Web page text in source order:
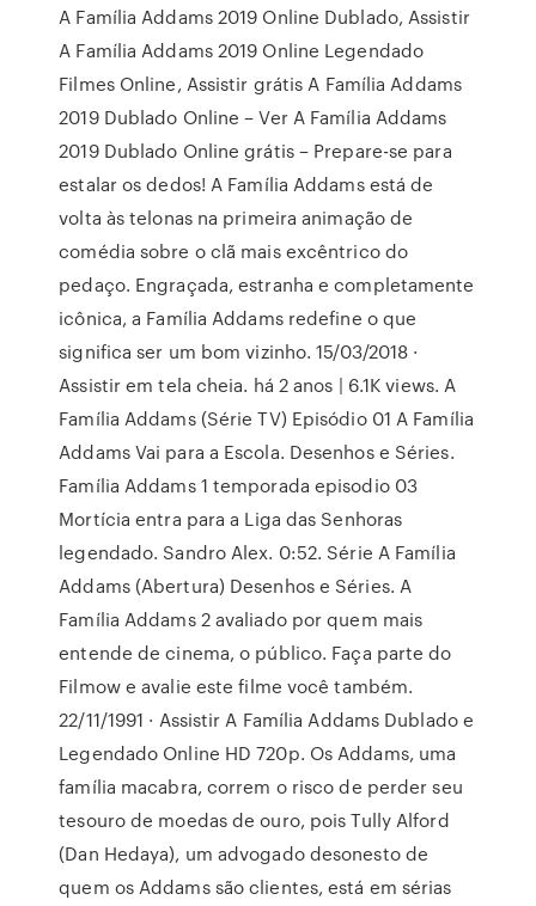
A Família Addams 2019 Online Dublado, Assistir
A Família Addams 2019 Online Legendado
Filmes Online, Assistir grátis A Família Addams
2019 Dublado Online – Ver A Família Addams
2019 Dublado Online grátis – Prepare-se para
estalar os dedos! A Família Addams está de
volta às telonas na primeira animação de
comédia sobre o clã mais excêntrico do
pedaço. Engraçada, estranha e completamente
icônica, a Família Addams redefine o que
significa ser um bom vizinho. 15/03/2018 ·
Assistir em tela cheia. há 2 anos | 6.1K views. A
Família Addams (Série TV) Episódio 01 A Família
Addams Vai para a Escola. Desenhos e Séries.
Família Addams 1 temporada episodio 03
Mortícia entra para a Liga das Senhoras
legendado. Sandro Alex. 0:52. Série A Família
Addams (Abertura) Desenhos e Séries. A
Família Addams 2 avaliado por quem mais
entende de cinema, o público. Faça parte do
Filmow e avalie este filme você também.
22/11/1991 · Assistir A Família Addams Dublado e
Legendado Online HD 720p. Os Addams, uma
família macabra, correm o risco de perder seu
tesouro de moedas de ouro, pois Tully Alford
(Dan Hedaya), um advogado desonesto de
quem os Addams são clientes, está em sérias